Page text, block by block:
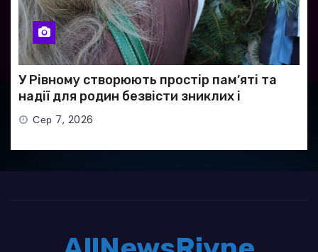
У Рівному створюють простір пам’яті та
надії для родин безвісти зниклих і
полонених військових
Сер 7, 2026